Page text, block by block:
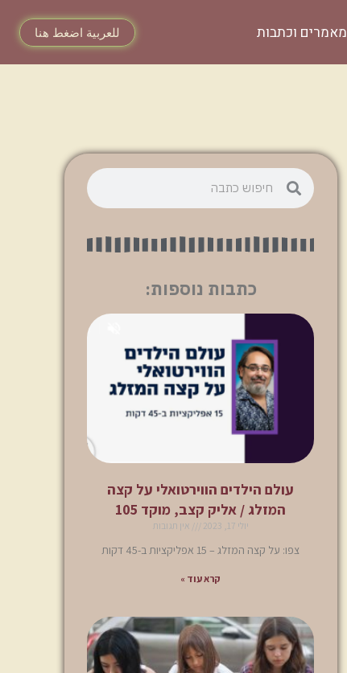
מאמרים וכתבות للعربية اضغط هنا
כתבות נוספות:
עולם הילדים הווירטואלי על קצה
המזלג / אליק קצב, מוקד 105
יולי 17, 2023 אין תגובות
צפו: על קצה המזלג – 15 אפליקציות ב-45 דקות
קרא עוד »